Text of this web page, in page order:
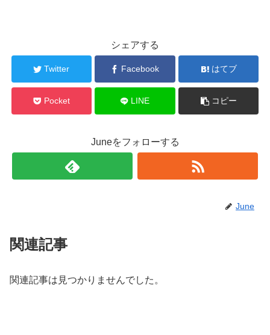
シェアする
Twitter Facebook はてブ
Pocket LINE コピー
Juneをフォローする
June
関連記事
関連記事は見つかりませんでした。